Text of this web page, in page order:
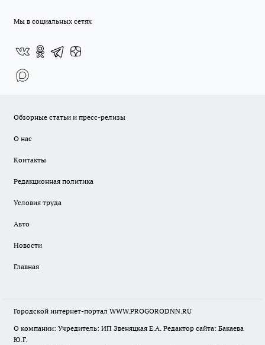
Мы в социальных сетях
Обзорные статьи и пресс-релизы
О нас
Контакты
Редакционная политика
Условия труда
Авто
Новости
Главная
Городской интернет-портал WWW.PROGORODNN.RU
О компании: Учредитель: ИП Звеняцкая Е.А. Редактор сайта: Бакаева
Ю.Г.